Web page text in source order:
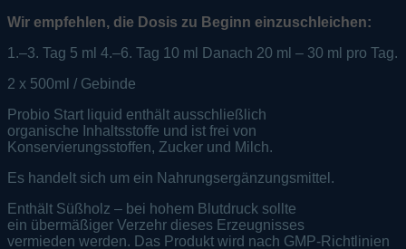
Wir empfehlen, die Dosis zu Beginn einzuschleichen:
1.–3. Tag 5 ml 4.–6. Tag 10 ml Danach 20 ml – 30 ml pro Tag.
2 x 500ml / Gebinde
Probio Start liquid enthält ausschließlich
organische Inhaltsstoffe und ist frei von
Konservierungsstoffen, Zucker und Milch.
Es handelt sich um ein Nahrungsergänzungsmittel.
Enthält Süßholz – bei hohem Blutdruck sollte
ein übermäßiger Verzehr dieses Erzeugnisses
vermieden werden. Das Produkt wird nach GMP-Richtlinien